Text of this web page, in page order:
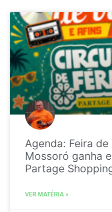
Agenda: Feira
Mossoró ganha
Partage
VER MATÉRIA »